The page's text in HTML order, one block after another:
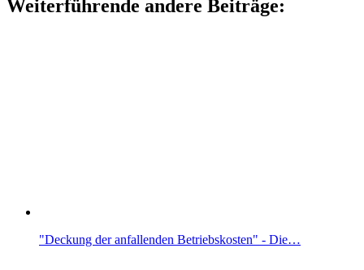
Weiterführende andere Beiträge:
"Deckung der anfallenden Betriebskosten" - Die…